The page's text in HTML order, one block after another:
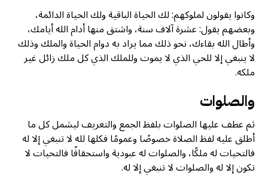
وكانوا يقولون لملوكهم: لك الحياة الباقية ولك الحياة الدائمة،
وبعضهم يقول: عشرة آلاف سنة، واشتق منها أدام الله أيامك،
وأطال الله بقاءك، نحو ذلك مما يراد به دوام الحياة والملك وذلك
لا ينبغي إلا للحي الذي لا يموت وللملك الذي كل ملك زائل غير
ملكه.
والصلوات
ثم عطف عليها الصلوات بلفظ الجمع والتعريف ليشمل كل ما
أطلق عليه لفظ الصلاة خصوصًا وعمومًا فكلها لله لا تنبغي إلا له
فالتحيات له ملكًا، والصلوات له عبودية واستحقاقًا فالتحيات لا
تكون إلا له والصلوات لا تنبغي إلا له.